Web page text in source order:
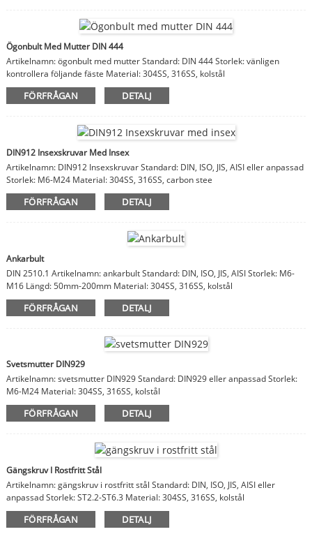
Ögonbult Med Mutter DIN 444
Artikelnamn: ögonbult med mutter Standard: DIN 444 Storlek: vänligen
kontrollera följande fäste Material: 304SS, 316SS, kolstål
FÖRFRÅGAN DETALJ
DIN912 Insexskruvar Med Insex
Artikelnamn: DIN912 Insexskruvar Standard: DIN, ISO, JIS, AISI eller anpassad
Storlek: M6-M24 Material: 304SS, 316SS, carbon stee
FÖRFRÅGAN DETALJ
Ankarbult
DIN 2510.1 Artikelnamn: ankarbult Standard: DIN, ISO, JIS, AISI Storlek: M6-
M16 Längd: 50mm-200mm Material: 304SS, 316SS, kolstål
FÖRFRÅGAN DETALJ
Svetsmutter DIN929
Artikelnamn: svetsmutter DIN929 Standard: DIN929 eller anpassad Storlek:
M6-M24 Material: 304SS, 316SS, kolstål
FÖRFRÅGAN DETALJ
Gängskruv I Rostfritt Stål
Artikelnamn: gängskruv i rostfritt stål Standard: DIN, ISO, JIS, AISI eller
anpassad Storlek: ST2.2-ST6.3 Material: 304SS, 316SS, kolstål
FÖRFRÅGAN DETALJ